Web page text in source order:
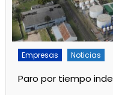
Empresas Noticias
Por mejoras en el